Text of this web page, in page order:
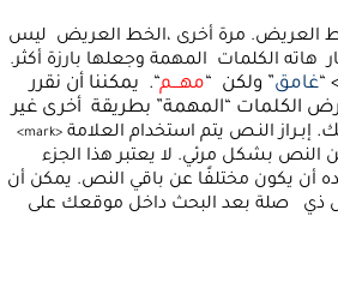
العريض. مرة أخرى ،الخط العريض ليس
الكلمات المهمة وجعلها بارزة أكثر.
غامق” ولكن “مهـــم“. يمكننا أن نقرر
الكلمات “المهمة” بطريقة أخرى غير
إبـراز النـص يتم استخدام العلامة <
mark
>
بشكل مرئي. لا يعتبر هذا الجزء
أن يكون مختلفًا عن باقي النص. يمكن أن
ذي صلة بعد البحث داخل موقعك على